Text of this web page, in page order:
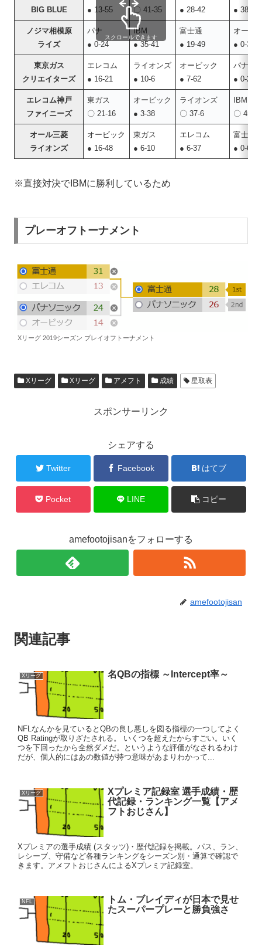
BIG BLUE
● 13‐55
〇 41-35
● 28-42
● 38-45
ノジマ相模原
ライズ
パナ
● 0-24
IBM
● 35-41
富士通
● 19-49
オービ
● 0-30
東京ガス
クリエイターズ
エレコム
● 16-21
ライオンズ
● 10-6
オービック
● 7-62
パナ
● 0-27
エレコム神戸
ファイニーズ
東ガス
〇 21-16
オービック
● 3-38
ライオンズ
〇 37-6
IBM
〇 45-38
オール三菱
ライオンズ
オービック
● 16-48
東ガス
● 6-10
エレコム
● 6-37
富士通
● 0-68
スクロールできます
※直接対決でIBMに勝利しているため
プレーオフトーナメント
Xリーグ 2019シーズン プレイオフトーナメント
Xリーグ Xリーグ アメフト 成績 星取表
スポンサーリンク
シェアする
Twitter Facebook はてブ
Pocket LINE コピー
amefootojisanをフォローする
amefootojisan
関連記事
Xリーグ 名QBの指標 ～Intercept率～
NFLなんかを見ているとQBの良し悪しを図る指標の一つしてよく
QB Ratingが取りざたされる。 いくつを超えたからすごい。いく
つを下回ったから全然ダメだ。というような評価がなされるわけ
だが、個人的にはあの数値が持つ意味があまりわかって...
Xリーグ
Xプレミア記録室 選手成績・歴
代記録・ランキング一覧【アメ
フトおじさん】
Xプレミアの選手成績 (スタッツ)・歴代記録を掲載。パス、ラン、
レシーブ、守備など各種ランキングをシーズン別・通算で確認で
きます。アメフトおじさんによるXプレミア記録室。
NFL
トム・ブレイディが日本で見せ
たスーパープレーと勝負強さ